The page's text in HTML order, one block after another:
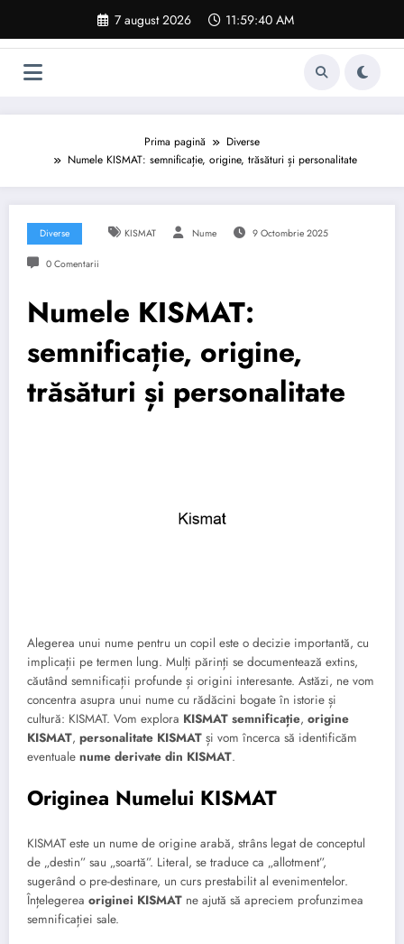
conținut
7 august 2026 11:59:41 AM
Prima pagină
Diverse
Numele KISMAT: semnificație, origine, trăsături și personalitate
Diverse KISMAT Nume 9 Octombrie 2025
0 Comentarii
Numele KISMAT:
semnificație, origine,
trăsături și personalitate
Alegerea unui nume pentru un copil este o decizie importantă, cu
implicații pe termen lung. Mulți părinți se documentează extins,
căutând semnificații profunde și origini interesante. Astăzi, ne vom
concentra asupra unui nume cu rădăcini bogate în istorie și
cultură: KISMAT. Vom explora KISMAT semnificație, origine
KISMAT, personalitate KISMAT și vom încerca să identificăm
eventuale nume derivate din KISMAT.
Originea Numelui KISMAT
KISMAT este un nume de origine arabă, strâns legat de conceptul
de „destin” sau „soartă”. Literal, se traduce ca „allotment”,
sugerând o pre-destinare, un curs prestabilit al evenimentelor.
Înțelegerea originei KISMAT ne ajută să apreciem profunzimea
semnificației sale.